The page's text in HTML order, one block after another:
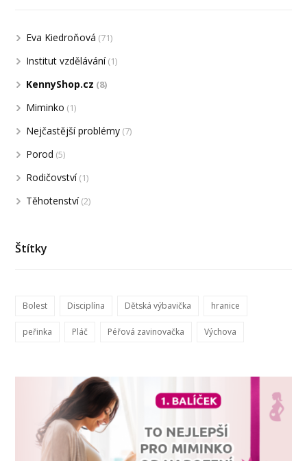
Eva Kiedroňová (71)
Institut vzdělávání(1)
KennyShop.cz (8)
Miminko (1)
Nejčastější problémy (7)
Porod (5)
Rodičovství(1)
Těhotenství(2)
Štítky
Bolest Disciplína Dětská výbavička hranice
peřinka Pláč Péřová zavinovačka Výchova